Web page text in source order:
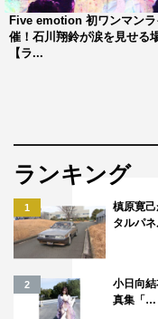
この度、「Wing
Five emotion 初ワンマンラ
催！石川翔鈴が涙を見せる
【ラ...
ランキング
1
槙原寛
タルパ
2
小日向
真集「…